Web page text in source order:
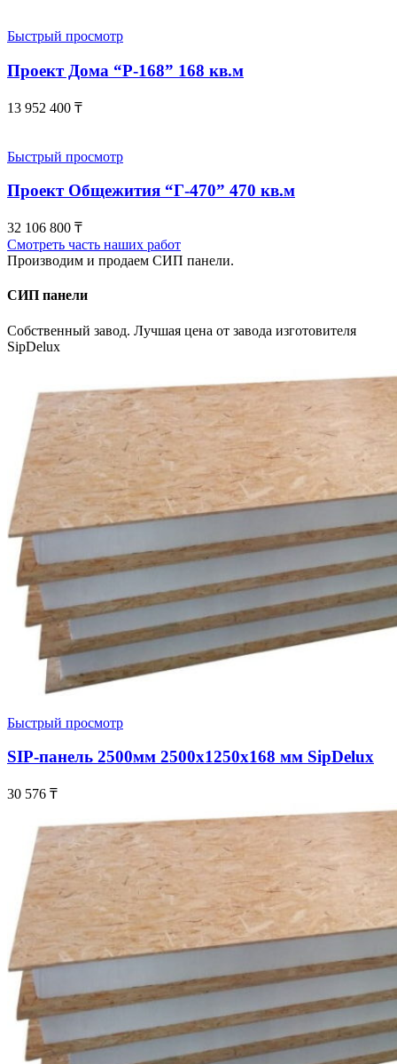
Быстрый просмотр
Проект Дома “Р-168” 168 кв.м
13 952 400 ₸
Быстрый просмотр
Проект Общежития “Г-470” 470 кв.м
32 106 800 ₸
Смотреть часть наших работ
Производим и продаем СИП панели.
СИП панели
Собственный завод. Лучшая цена от завода изготовителя
SipDelux
Быстрый просмотр
SIP-панель 2500мм 2500x1250x168 мм SipDelux
30 576 ₸